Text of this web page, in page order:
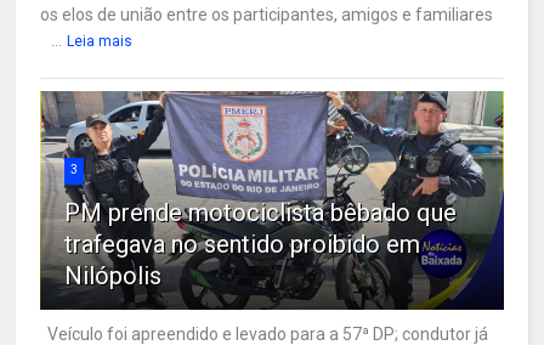
os elos de união entre os participantes, amigos e familiares
Leia mais
3
PM prende motociclista bêbado que
trafegava no sentido proibido em
Nilópolis
Veículo foi apreendido e levado para a 57ª DP; condutor já